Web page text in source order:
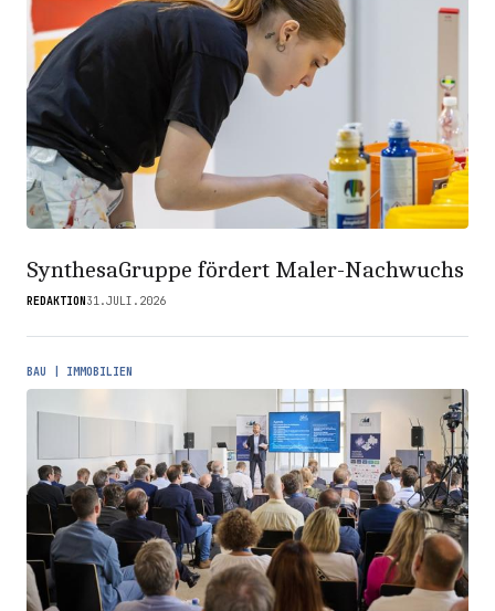
SynthesaGruppe fördert Maler-Nachwuchs
REDAKTION31.JULI.2026
BAU | IMMOBILIEN